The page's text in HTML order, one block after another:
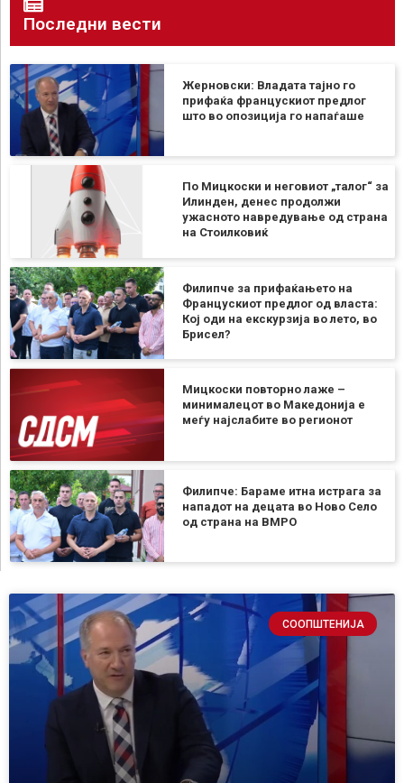
Последни вести
Жерновски: Владата тајно го
прифаќа францускиот предлог
што во опозиција го напаѓаше
По Мицкоски и неговиот „талог“ за
Илинден, денес продолжи
ужасното навредување од страна
на Стоилковиќ
Филипче за прифаќањето на
Францускиот предлог од власта:
Кој оди на екскурзија во лето, во
Брисел?
Мицкоски повторно лаже –
минималецот во Македонија е
меѓу најслабите во регионот
Филипче: Бараме итна истрага за
нападот на децата во Ново Село
од страна на ВМРО
СООПШТЕНИЈА